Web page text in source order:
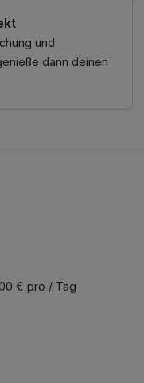
und
dann deinen
Hunde im Hotel erlaubt für 90,00 € pro / Tag